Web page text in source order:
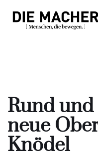
Rund
neue
Knödel